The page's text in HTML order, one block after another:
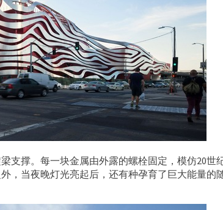
支撑。每一块金属由外露的螺栓固定，模仿20世
，当夜晚灯光亮起后，还有种孕育了巨大能量的